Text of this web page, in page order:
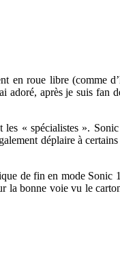
roue libre (comme
adoré, après je suis fan
les « spécialistes ».
déplaire à
de fin en mode
la bonne voie vu le